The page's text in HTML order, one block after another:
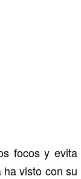
focos y evita
visto con su